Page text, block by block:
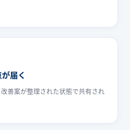
届く
改善案が整理された状態で共有され